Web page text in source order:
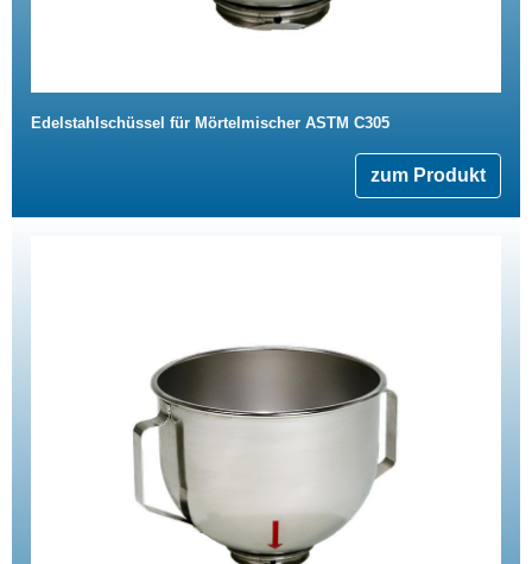
Edelstahlschüssel für Mörtelmischer ASTM C305
zum Produkt